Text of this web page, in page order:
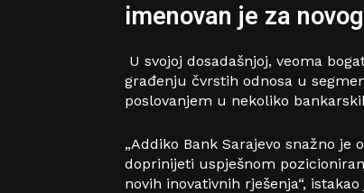
imenovan je za
U svojoj dosadašnjoj, veoma
građenju čvrstih odnosa u
poslovanjem u nekoliko
„Addiko Bank Sarajevo snažno
doprinijeti uspješnom
novih inovativnih rješenja“,